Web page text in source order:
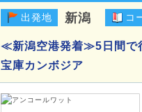
出発地 新潟 コ
≪新潟空港発着≫5日間で
宝庫カンボジア